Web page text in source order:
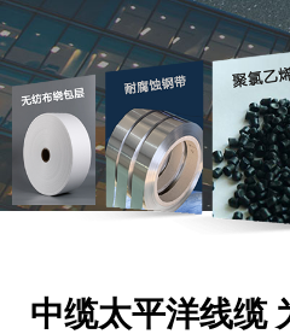
中缆太平洋线缆